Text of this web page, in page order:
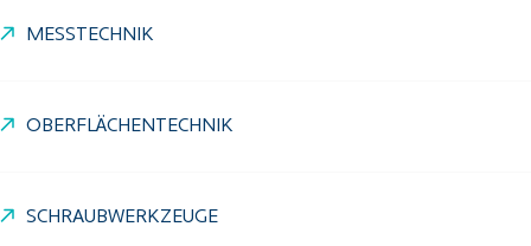
MESSTECHNIK
OBERFLÄCHENTECHNIK
SCHRAUBWERKZEUGE